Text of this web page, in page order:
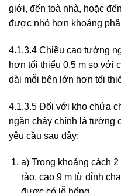
giới, đến toà nhà, hoặc
được nhỏ hơn khoảng
4.1.3.4 Chiều cao tường
hơn tối thiểu 0,5 m so với
dài mỗi bên lớn hơn tối
4.1.3.5 Đối với kho chứa
ngăn cháy chính là tường
yêu cầu sau đây:
a) Trong khoảng cách
rào, cao 9 m từ đỉnh